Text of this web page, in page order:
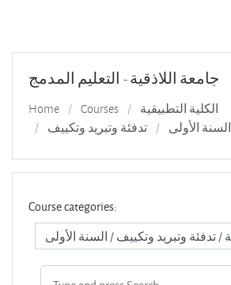
جامعة اللاذقية - التعليم المدمج
Home Courses
الكلية التطبيقية
تدفئة وتبريد وتكييف
السنة الأولى
Course categories: